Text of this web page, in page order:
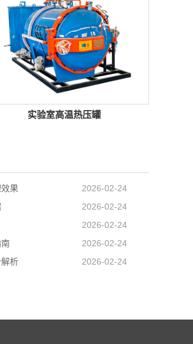
实验室高温热压罐
果
2026-02-24
2026-02-24
2026-02-24
2026-02-24
析 2026-02-24